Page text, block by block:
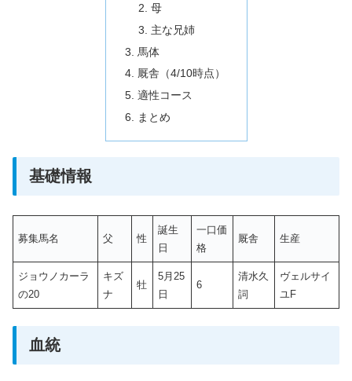
母
主な兄姉
馬体
厩舎（4/10時点）
適性コース
まとめ
基礎情報
募集馬名 父 性
誕生
日
一口価
格
厩舎 生産
ジョウノカーラ
の20
キズ
ナ
牡
5月25
日
6
清水久
詞
ヴェルサイ
ユF
血統